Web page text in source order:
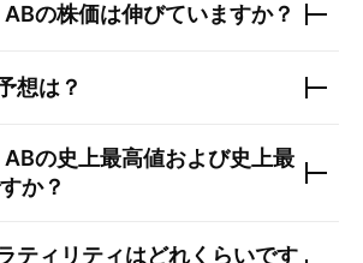
の株価は伸びていますか？
想は？
の史上最高値および史上最
か？
ティリティはどれくらいです